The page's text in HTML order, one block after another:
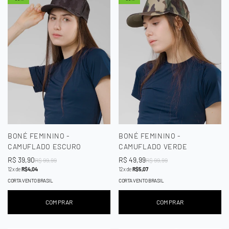
BONÉ FEMININO -
CAMUFLADO ESCURO
Preço
de
venda
R$ 39,90
Preço
regular
R$ 99,99
12x deR$ 4,04
CORTA VENTO BRASIL
COMPRAR
BONÉ FEMININO -
CAMUFLADO VERDE
Preço
de
venda
R$ 49,99
Preço
regular
R$ 99,99
12x deR$ 5,07
CORTA VENTO BRASIL
COMPRAR